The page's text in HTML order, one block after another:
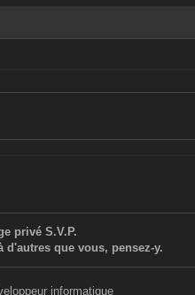
privé S.V.P.
que vous, pensez-y.
informatique